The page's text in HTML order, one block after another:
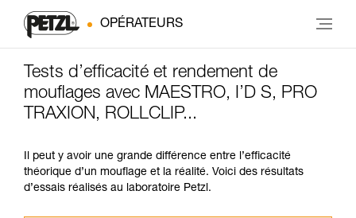
OPÉRATEURS
Tests d’efficacité et rendement de
mouflages avec MAESTRO, I’D S, PRO
TRAXION, ROLLCLIP...
Il peut y avoir une grande différence entre l’efficacité
théorique d’un mouflage et la réalité. Voici des résultats
d’essais réalisés au laboratoire Petzl.